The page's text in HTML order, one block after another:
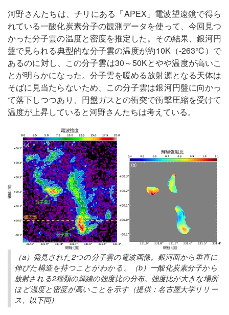
河野さんたちは、チリにある「APEX」電波望遠鏡で得ら
れている一酸化炭素分子の観測データを使って、今回見つ
かった分子雲の温度と密度を推定した。その結果、銀河円
盤で見られる典型的な分子雲の温度が約10K（-263℃）で
あるのに対し、この分子雲は30～50Kとやや温度が高いこ
とが明らかになった。分子雲を暖める放射源となる天体は
そばに見当たらないため、この分子雲は銀河円盤に向かっ
て落下しつつあり、円盤ガスとの衝突で衝撃圧縮を受けて
温度が上昇していると河野さんたちは考えている。
（a）発見された2つの分子雲の電波画像。銀河面から垂直に
伸びた構造を持つことがわかる。（b）一酸化炭素分子から
放射される2種類の輝線の強度比の分布。強度比が大きな場所
ほど温度と密度が高いことを示す（提供：名古屋大学リリー
ス、以下同）